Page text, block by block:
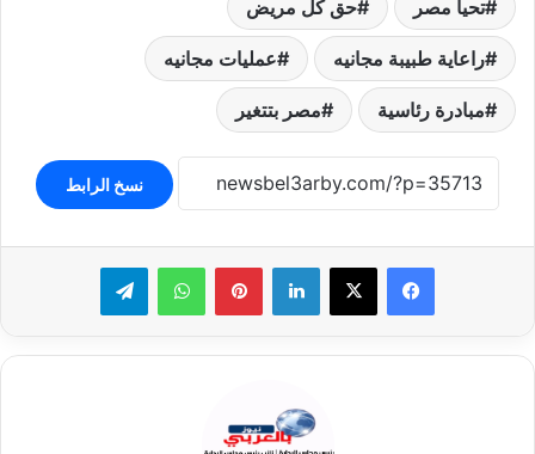
تحيا مصر حق كل مريض
راعاية طبيبة مجانيه عمليات مجانيه
مبادرة رئاسية مصر بتتغير
نسخ الرابط
لينكدإن بينتيريستواتساب تيلقرام